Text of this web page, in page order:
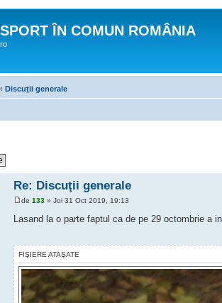
ÎN COMUN ROMÂNIA
‹ Discuţii generale
Re: Discuţii generale
de133 » Joi 31 Oct 2019, 19:13
Lasand la o parte faptul ca de pe 29 octombrie a
FIŞIERE ATAŞATE